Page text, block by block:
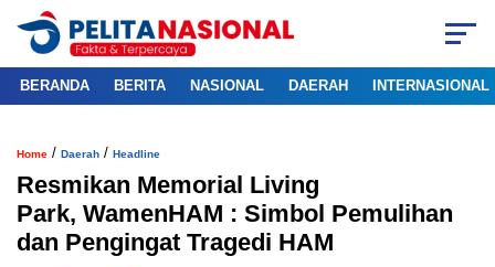
BERANDA BERITA NASIONAL DAERAH INTERNASIONAL
Home / Daerah / Headline
Resmikan Memorial Living
Park, WamenHAM : Simbol Pemulihan
dan Pengingat Tragedi HAM